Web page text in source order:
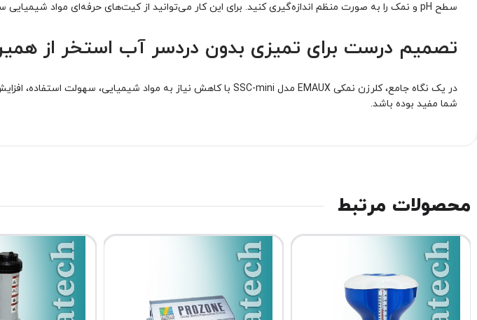
سطح pH و نمک را به صورت منظم اندازه‌گیری کنید. برای این کار می‌توانید از کیت‌های حرفه‌ای مواد شیمیایی سنجش آب استفاده کنید تا عملکرد دستگاه در سطح ایده‌آل باقی بماند.
تصمیم درست برای تمیزی بدون دردسر آب استخر از
در یک نگاه جامع، کلرزن نمکی EMAUX مدل SSC-mini با کاهش نیاز به مواد شیمیایی، سهولت استفاده، افزایش ایمنی و حفظ سلامت پوست و چشم کاربران، ارزش سرمایه‌گذاری دارد. امیدوارم این مطلب
شما مفید بوده باشد.
محصولات مرتبط